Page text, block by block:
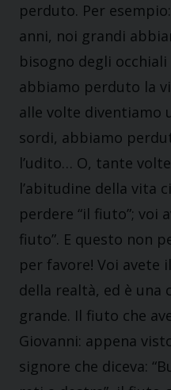
perduto. Per
anni, noi grandi
bisogno degli occhiali
abbiamo perduto la
alle volte diventiamo
sordi, abbiamo
l’udito… O, tante
l’abitudine della vita
perdere “il fiuto”; voi
fiuto”. E questo non
per favore! Voi avete
della realtà, ed è una
grande. Il fiuto che
Giovanni: appena
signore che diceva: